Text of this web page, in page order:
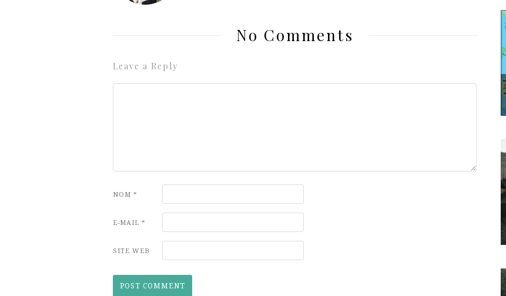
No Comments
Leave a Reply
NOM *
E-MAIL *
SITE WEB